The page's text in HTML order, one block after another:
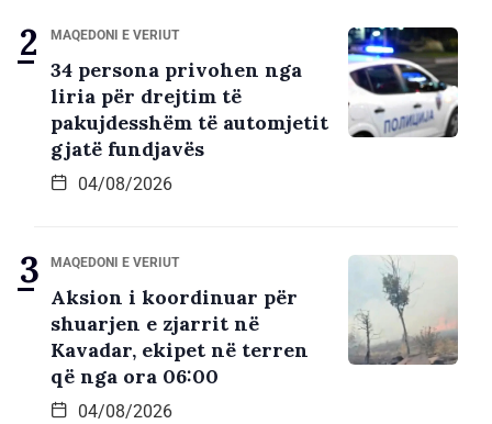
MAQEDONI E VERIUT
34 persona privohen nga
liria për drejtim të
pakujdesshëm të automjetit
gjatë fundjavës
04/08/2026
MAQEDONI E VERIUT
Aksion i koordinuar për
shuarjen e zjarrit në
Kavadar, ekipet në terren
që nga ora 06:00
04/08/2026